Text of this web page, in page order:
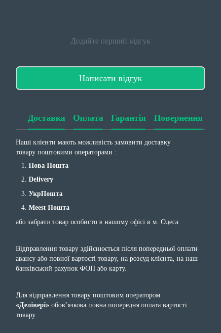
Додайте перший відгук
Написати відгук
Доставка Оплата Гарантія Повернення
Наші клієнти мають можливість замовити доставку
товару поштовими операторами :
Нова Пошта
Delivery
УкрПошта
Meest Пошта
або забрати товар особисто в нашому офісі в м. Одеса.
Відправлення товару здійснюється після попередньої оплати
авансу або повної вартості товару, на розсуд клієнта, на наш
банківський рахунок ФОП або карту.
Для відправлення товару поштовим оператором
«Делівері» обов’язкова повна попередня оплата вартості
товару.